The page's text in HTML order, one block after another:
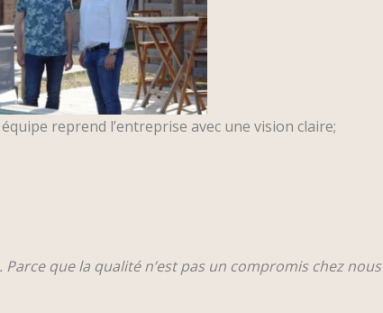
reprend l’entreprise avec une vision claire;
que la qualité n’est pas un compromis chez nous